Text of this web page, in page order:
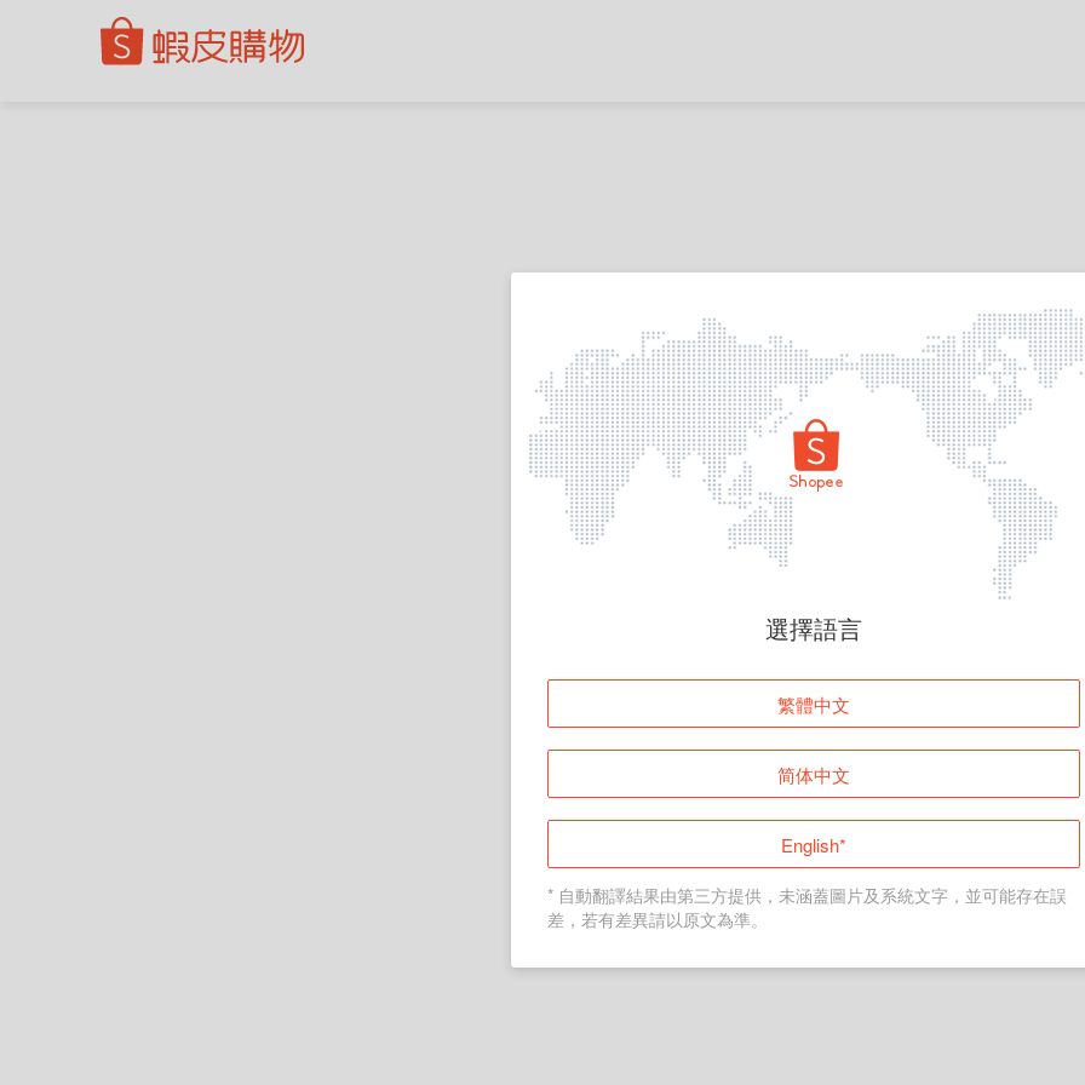
頁面無法顯示
登入
返回首頁
選擇語言
繁體中文
简体中文
English*
* 自動翻譯結果由第三方提供，未涵蓋圖片及系統文字，並可能存在誤
差，若有差異請以原文為準。